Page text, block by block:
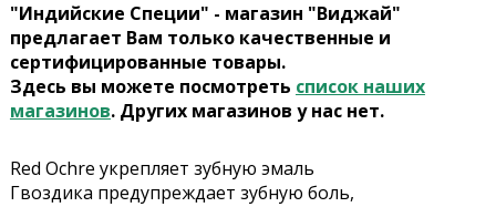
"Индийские Специи" - магазин "Виджай"
предлагает Вам только качественные и
сертифицированные товары.
Здесь вы можете посмотреть список наших
магазинов. Других магазинов у нас нет.
Red Ochre укрепляет зубную эмаль
Гвоздика предупреждает зубную боль,